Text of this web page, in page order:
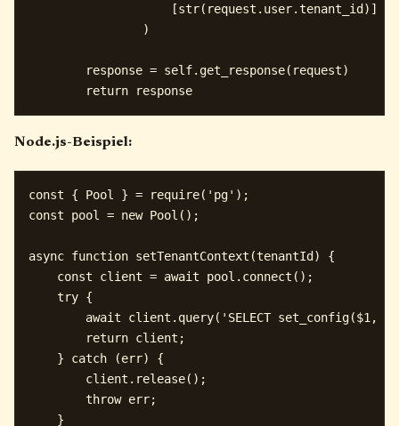
                    [str(request.user.tenant_id)]
                )
        response = self.get_response(request)
Node.js-Beispiel:
const { Pool } = require('pg');
const pool = new Pool();
async function setTenantContext(tenantId) {
    const client = await pool.connect();
    try {
await client.query('SELECT set_config($1,
        return client;
    } catch (err) {
        client.release();
        throw err;
    }